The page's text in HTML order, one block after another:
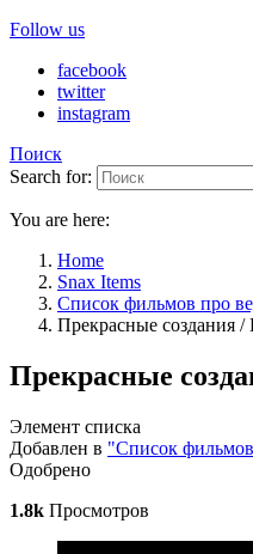
Follow us
facebook
twitter
instagram
Поиск
Search for:
You are here:
Home
Snax Items
Список фильмов про
Прекрасные создания /
Прекрасные
Элемент списка
Добавлен в "Список
Одобрено
1.8k Просмотров